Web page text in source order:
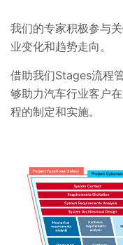
我们的专家积极参与
业变化和趋势走向。
借助我们Stages流程
够助力汽车行业客户
程的制定和实施。